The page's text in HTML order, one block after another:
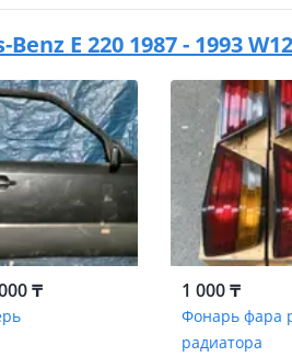
E 220 1987 - 1993
₸ 1 000 ₸
Фонарь фара
радиатора